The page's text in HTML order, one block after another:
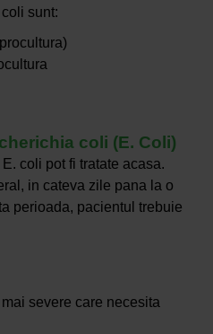
sunt:
coli (E. Coli)
coli pot fi tratate acasa.
in cateva zile pana la o
perioada, pacientul trebuie
severe care necesita